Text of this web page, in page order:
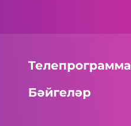
Телепрограмма
Бәйгеләр